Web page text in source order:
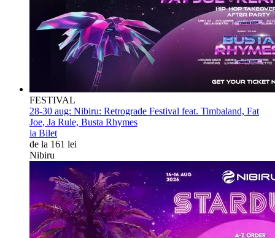
FESTIVAL
28-30 aug: Nibiru: Retrograde Festival feat. Timbaland, Fat
Joe, Ja Rule, Busta Rhymes
ia Bilet
de la 161 lei
Nibiru